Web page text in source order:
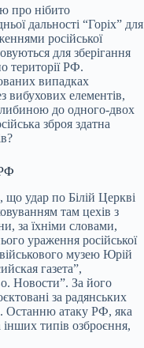
про нібито
дальності “Горіх” для
російської
для зберігання
території РФ.
випадках
вибухових елементів,
до одного-двох
зброя здатна
що удар по Білій Церкві
там цехів з
за їхніми словами,
ураження російської
музею Юрій
газета”,
Новости”. За його
за радянських
Останню атаку РФ, яка
інших типів озброєння,